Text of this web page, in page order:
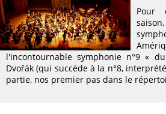
Pour
l'incontournable symphonie n°9 «
Dvořák (qui succède à la n°8,
partie, nos premier pas dans le